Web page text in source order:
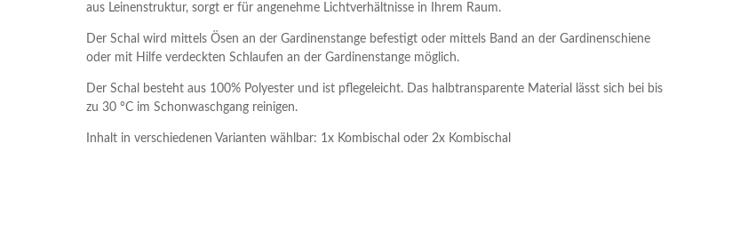
aus Leinenstruktur, sorgt er für angenehme Lichtverhältnisse in Ihrem Raum.
Der Schal wird mittels Ösen an der Gardinenstange befestigt oder mittels Band an der Gardinenschiene
oder mit Hilfe verdeckten Schlaufen an der Gardinenstange möglich.
Der Schal besteht aus 100% Polyester und ist pflegeleicht. Das halbtransparente Material lässt sich bei bis
zu 30 °C im Schonwaschgang reinigen.
Inhalt in verschiedenen Varianten wählbar: 1x Kombischal oder 2x Kombischal